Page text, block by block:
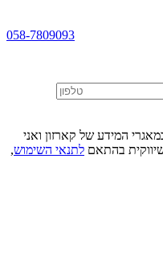
058-7809093
המידע של קארזון ואני
בהתאם לתנאי השימוש,